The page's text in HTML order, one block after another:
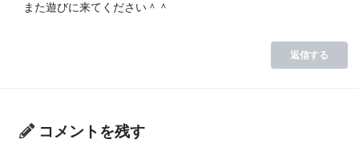
また遊びに来てください＾＾
返信する
コメントを残す